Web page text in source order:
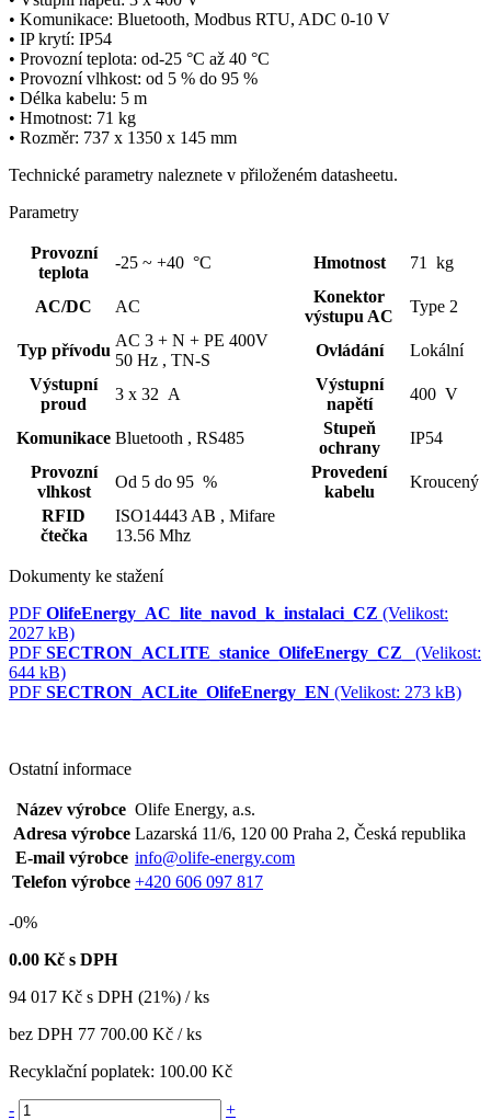
• Komunikace: Bluetooth, Modbus RTU, ADC 0-10 V
• IP krytí: IP54
• Provozní teplota: od-25 °C až 40 °C
• Provozní vlhkost: od 5 % do 95 %
• Délka kabelu: 5 m
• Hmotnost: 71 kg
• Rozměr: 737 x 1350 x 145 mm
Technické parametry naleznete v přiloženém datasheetu.
Parametry
Provozní
teplota
-25 ~ +40 °C Hmotnost 71 kg
AC/DC AC
Konektor
výstupu AC
Type 2
Typ přívodu
AC 3 + N + PE 400V
50 Hz , TN-S
Ovládání
Lokální
Výstupní
proud
3 x 32 A
Výstupní
napětí
400 V
Komunikace Bluetooth , RS485
Stupeň
ochrany
IP54
Provozní
vlhkost
Od 5 do 95 %
Provedení
kabelu
Kroucený
RFID
čtečka
ISO14443 AB , Mifare
13.56 Mhz
Dokumenty ke stažení
PDF OlifeEnergy_AC_lite_navod_k_instalaci_CZ (Velikost:
2027 kB)
PDF SECTRON_ACLITE_stanice_OlifeEnergy_CZ_
(Velikost:
644 kB)
PDF SECTRON_ACLite_OlifeEnergy_EN (Velikost: 273 kB)
Ostatní informace
Název výrobce Olife Energy, a.s.
Adresa výrobce Lazarská 11/6, 120 00 Praha 2, Česká republika
E-mail výrobce info@olife-energy.com
Telefon výrobce +420 606 097 817
-0%
0.00 Kč s DPH
94 017 Kč s DPH (21%) / ks
bez DPH 77 700.00 Kč / ks
Recyklační poplatek: 100.00 Kč
-
+